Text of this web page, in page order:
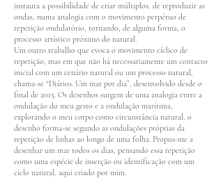
instaura a possibilidade de criar múltiplos, de reproduzir as
ondas, numa analogia com o movimento perpétuo de
repetição ondulatório, tornando, de alguma forma, o
processo artístico próximo do natural.
Um outro trabalho que evoca o movimento cíclico de
repetição, mas em que não há necessariamente um contacto
inicial com um cenário natural ou um processo natural,
chama-se “Diários. Um mar por dia”, desenvolvido desde o
final de 2015. Os desenhos surgem de uma analogia entre a
ondulação do meu gesto e a ondulação marítima,
explorando o meu corpo como circunstância natural, o
desenho forma-se segundo as ondulações próprias da
repetição de linhas ao longo de uma folha. Propus-me a
desenhar um mar todos os dias, pensando essa repetição
como uma espécie de inserção ou identificação com um
ciclo natural, aqui criado por mim.